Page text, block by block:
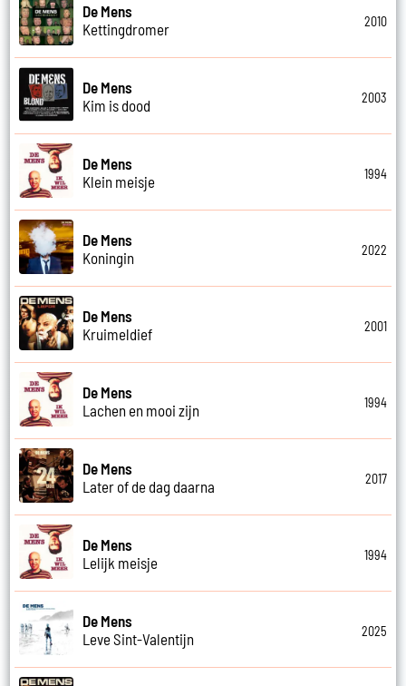
De Mens
Kettingdromer
2010
De Mens
Kim is dood
2003
De Mens
Klein meisje
1994
De Mens
Koningin
2022
De Mens
Kruimeldief
2001
De Mens
Lachen en mooi zijn
1994
De Mens
Later of de dag daarna
2017
De Mens
Lelijk meisje
1994
De Mens
Leve Sint-Valentijn
2025